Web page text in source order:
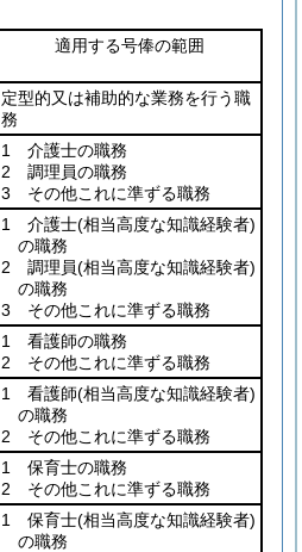
適用する号俸の範囲
定型的又は補助的な業務を行う職
務
1 介護士の職務
2 調理員の職務
3 その他これに準ずる職務
1 介護士(相当高度な知識経験者)
の職務
2 調理員(相当高度な知識経験者)
の職務
3 その他これに準ずる職務
1 看護師の職務
2 その他これに準ずる職務
1 看護師(相当高度な知識経験者)
の職務
2 その他これに準ずる職務
1 保育士の職務
2 その他これに準ずる職務
1 保育士(相当高度な知識経験者)
の職務